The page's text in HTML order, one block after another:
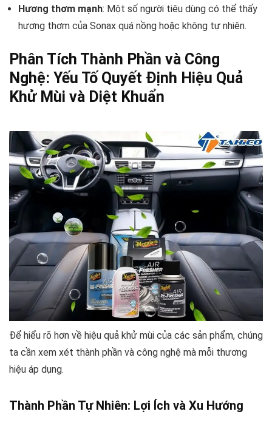
Hương thơm mạnh: Một số người tiêu dùng có thể thấy
hương thơm của Sonax quá nồng hoặc không tự nhiên.
Phân Tích Thành Phần và Công
Nghệ: Yếu Tố Quyết Định Hiệu Quả
Khử Mùi và Diệt Khuẩn
Để hiểu rõ hơn về hiệu quả khử mùi của các sản phẩm, chúng
ta cần xem xét thành phần và công nghệ mà mỗi thương
hiệu áp dụng.
Thành Phần Tự Nhiên: Lợi Ích và Xu Hướng